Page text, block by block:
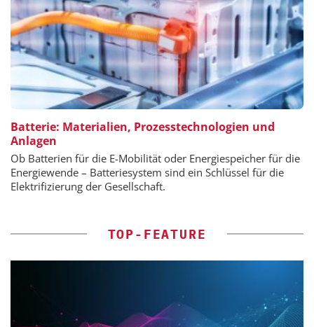
Batterie: Materialien, Prozesstechnologien und
Anlagen
Ob Batterien für die E-Mobilität oder Energiespeicher für die
Energiewende – Batteriesystem sind ein Schlüssel für die
Elektrifizierung der Gesellschaft.
TOP-FEATURE